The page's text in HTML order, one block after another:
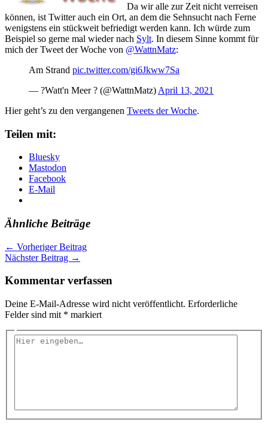
Da wir alle zur Zeit nicht verreisen
können, ist Twitter auch ein Ort, an dem die Sehnsucht nach Ferne
wenigstens ein stückweit befriedigt werden kann. Ich würde zum
Beispiel so gerne mal wieder nach Sylt. In diesem Sinne kommt für
mich der Tweet der Woche von @WattnMatz:
Am Strand pic.twitter.com/gi6Jkww7Sa
— ?Watt'n Meer ? (@WattnMatz) April 13, 2021
Hier geht’s zu den vergangenen Tweets der Woche.
Teilen mit:
Bluesky
Mastodon
Facebook
E-Mail
Ähnliche Beiträge
← Vorheriger Beitrag
Nächster Beitrag →
Kommentar verfassen
Deine E-Mail-Adresse wird nicht veröffentlicht. Erforderliche
Felder sind mit * markiert
Hier